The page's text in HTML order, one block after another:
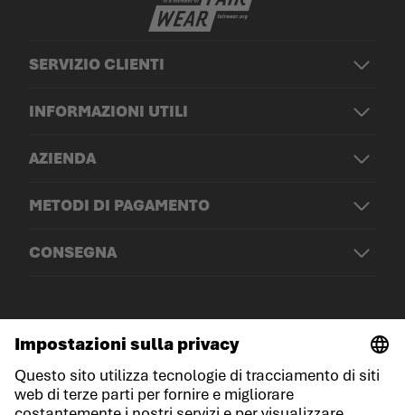
SERVIZIO CLIENTI
INFORMAZIONI UTILI
AZIENDA
METODI DI PAGAMENTO
CONSEGNA
© LOWA Sportschuhe GmbH
Note legali